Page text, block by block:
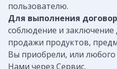
пользователю.
Для выполнения
соблюдение и заключение
продажи продуктов,
Вы приобрели, или любого
Нами через Сервис.